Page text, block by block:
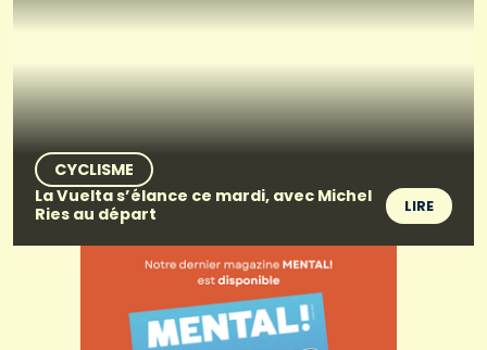
CYCLISME
La Vuelta s’élance ce mardi, avec Michel
Ries au départ
LIRE